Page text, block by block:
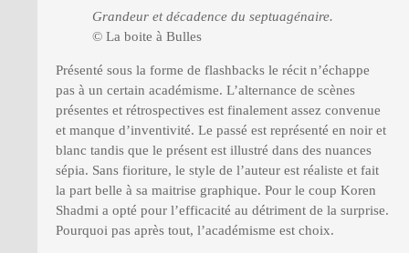
Grandeur et décadence du septuagénaire.
© La boite à Bulles
Présenté sous la forme de flashbacks le récit n’échappe
pas à un certain académisme. L’alternance de scènes
présentes et rétrospectives est finalement assez convenue
et manque d’inventivité. Le passé est représenté en noir et
blanc tandis que le présent est illustré dans des nuances
sépia. Sans fioriture, le style de l’auteur est réaliste et fait
la part belle à sa maitrise graphique. Pour le coup Koren
Shadmi a opté pour l’efficacité au détriment de la surprise.
Pourquoi pas après tout, l’académisme est choix.